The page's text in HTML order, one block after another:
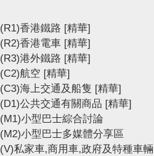
(R1)香港鐵路 [精華]
(R2)香港電車 [精華]
(R3)港外鐵路 [精華]
(C2)航空 [精華]
(C3)海上交通及船隻 [精華]
(D1)公共交通有關商品 [精華]
(M1)小型巴士綜合討論
(M2)小型巴士多媒體分享區
(V)私家車,商用車,政府及特種車輛